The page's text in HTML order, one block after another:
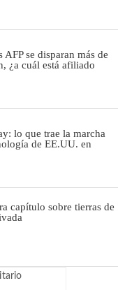
AFP se disparan más de
¿a cuál está afiliado
lo que trae la marcha
de EE.UU. en
capítulo sobre tierras de